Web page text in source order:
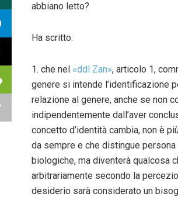
abbiano letto?
Ha scritto:
1. che nel «ddl Zan», articolo 1,
genere si intende l’identificazione
relazione al genere, anche se non
indipendentemente dall’aver
concetto d’identità cambia, non è
da sempre e che distingue
biologiche, ma diventerà qualcosa
arbitrariamente secondo la
desiderio sarà considerato un